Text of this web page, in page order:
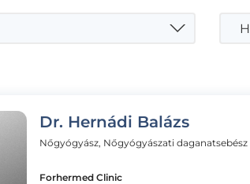
Dr. Hernádi Balázs
Nőgyógyász, Nőgyógyászati daganatsebész
Forhermed Clinic